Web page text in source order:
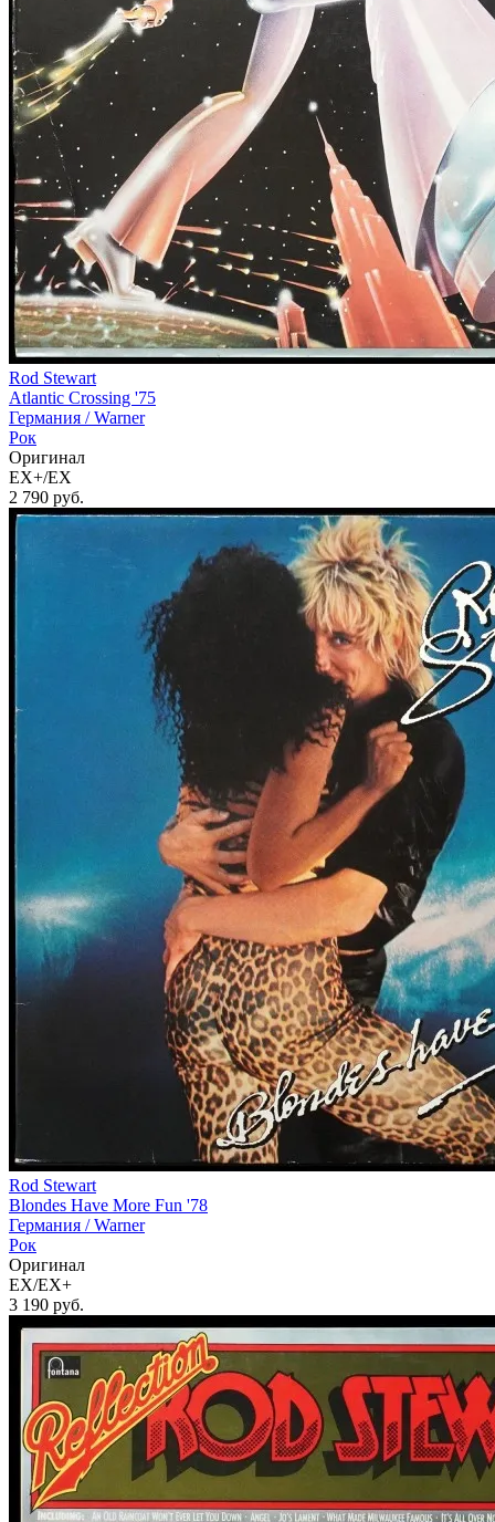
Rod Stewart
Atlantic Crossing '75
Германия /Warner
Рок
Оригинал
EX+/EX
2 790 руб.
Rod Stewart
Blondes Have More Fun '78
Германия /Warner
Рок
Оригинал
EX/EX+
3 190 руб.